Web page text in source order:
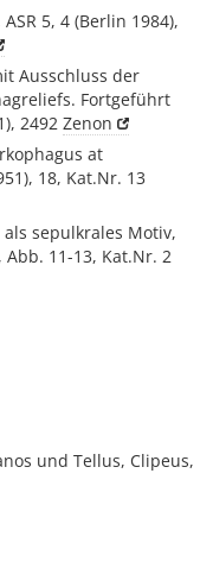
5, 4 (Berlin 1984),
Ausschluss der
Fortgeführt
2492 Zenon
at
18, Kat.Nr. 13
sepulkrales Motiv,
Abb. 11-13, Kat.Nr. 2
und Tellus, Clipeus,